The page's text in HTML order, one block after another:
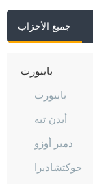
جميع الأحزاب
باتمان
بايبورت
بايبورت
أيدن تبه
دمير أوزو
جوكتشاديرا